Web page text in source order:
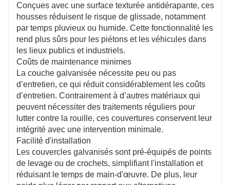
Conçues avec une surface texturée antidérapante, ces
housses réduisent le risque de glissade, notamment
par temps pluvieux ou humide. Cette fonctionnalité les
rend plus sûrs pour les piétons et les véhicules dans
les lieux publics et industriels.
Coûts de maintenance minimes
La couche galvanisée nécessite peu ou pas
d’entretien, ce qui réduit considérablement les coûts
d’entretien. Contrairement à d’autres matériaux qui
peuvent nécessiter des traitements réguliers pour
lutter contre la rouille, ces couvertures conservent leur
intégrité avec une intervention minimale.
Facilité d'installation
Les couvercles galvanisés sont pré-équipés de points
de levage ou de crochets, simplifiant l'installation et
réduisant le temps de main-d'œuvre. De plus, leur